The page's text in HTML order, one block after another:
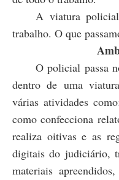
A viatura
trabalho. O que
O policial passa
dentro de uma
várias atividades
como confecciona
realiza oitivas e as
digitais do judiciário,
materiais